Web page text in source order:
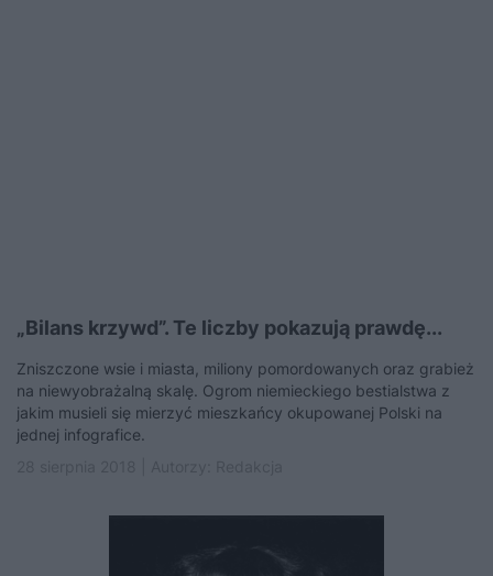
„Bilans krzywd”. Te liczby pokazują prawdę...
Zniszczone wsie i miasta, miliony pomordowanych oraz grabież
na niewyobrażalną skalę. Ogrom niemieckiego bestialstwa z
jakim musieli się mierzyć mieszkańcy okupowanej Polski na
jednej infografice.